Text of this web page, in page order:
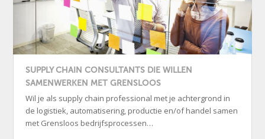
SUPPLY CHAIN CONSULTANTS DIE WILLEN
SAMENWERKEN MET GRENSLOOS
Wil je als supply chain professional met je achtergrond in
de logistiek, automatisering, productie en/of handel samen
met Grensloos bedrijfsprocessen…